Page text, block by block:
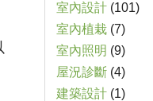
室內設計 (101)
室內植栽 (7)
室內照明 (9)
屋況診斷 (4)
建築設計 (1)